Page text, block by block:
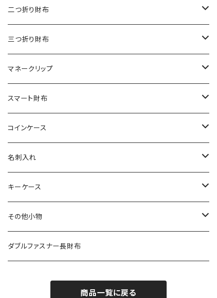
シャーク
リザード
エレファント
その他の革
オーストリッチ
シャーク
リザード
エレファント
その他の革
ダイヤモンドパイソン
オーストリッチ
シャーク
リザード
エレファント
その他の革
クロコダイル
ダイヤモンドパイソン
オーストリッチ
シャーク
リザード
エレファント
その他の革
二つ折り財布
クロコダイル
ダイヤモンドパイソン
オーストリッチ
シャーク
リザード
エレファント
その他の革
三つ折り財布
クロコダイル
ダイヤモンドパイソン
オーストリッチ
シャーク
リザード
エレファント
その他の革
マネークリップ
クロコダイル
ダイヤモンドパイソン
オーストリッチ
シャーク
リザード
エレファント
スマート財布
クロコダイル
ダイヤモンドパイソン
オーストリッチ
シャーク
リザード
コインケース
クロコダイル
ダイヤモンドパイソン
オーストリッチ
シャーク
名刺入れ
クロコダイル
ダイヤモンドパイソン
オーストリッチ
キーケース
クロコダイル
ダイヤモンドパイソン
その他小物
クロコダイル
ダブルファスナー長財布
商品一覧に戻る